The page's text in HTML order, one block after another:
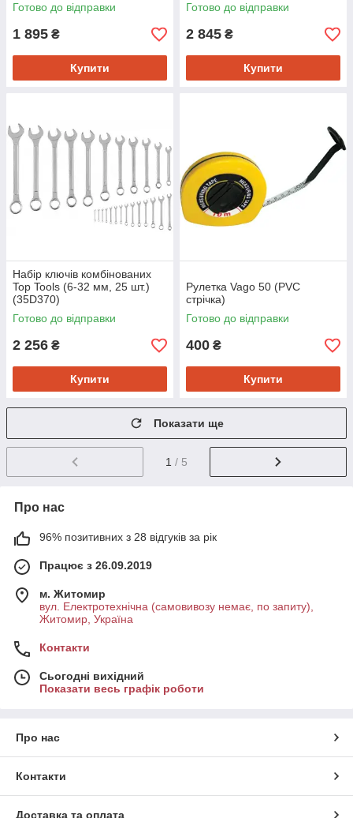
Готово до відправки
1 895 ₴
Купити
Готово до відправки
2 845 ₴
Купити
Набір ключів комбінованих
Top Tools (6-32 мм, 25 шт.)
(35D370)
Готово до відправки
2 256 ₴
Купити
Рулетка Vago 50 (PVC
стрічка)
Готово до відправки
400 ₴
Купити
Показати ще
1 / 5
Про нас
96% позитивних з 28 відгуків за рік
Працює з 26.09.2019
м. Житомир
вул. Електротехнічна (самовивозу немає, по запиту),
Житомир, Україна
Контакти
Сьогодні вихідний
Показати весь графік роботи
Про нас
Контакти
Доставка та оплата